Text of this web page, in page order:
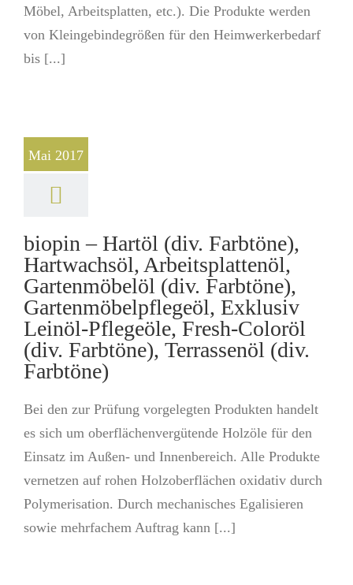
Möbel, Arbeitsplatten, etc.). Die Produkte werden
von Kleingebindegrößen für den Heimwerkerbedarf
bis [...]
Mai 2017
biopin – Hartöl (div. Farbtöne),
Hartwachsöl, Arbeitsplattenöl,
Gartenmöbelöl (div. Farbtöne),
Gartenmöbelpflegeöl, Exklusiv
Leinöl-Pflegeöle, Fresh-Coloröl
(div. Farbtöne), Terrassenöl (div.
Farbtöne)
Bei den zur Prüfung vorgelegten Produkten handelt
es sich um oberflächenvergütende Holzöle für den
Einsatz im Außen- und Innenbereich. Alle Produkte
vernetzen auf rohen Holzoberflächen oxidativ durch
Polymerisation. Durch mechanisches Egalisieren
sowie mehrfachem Auftrag kann [...]